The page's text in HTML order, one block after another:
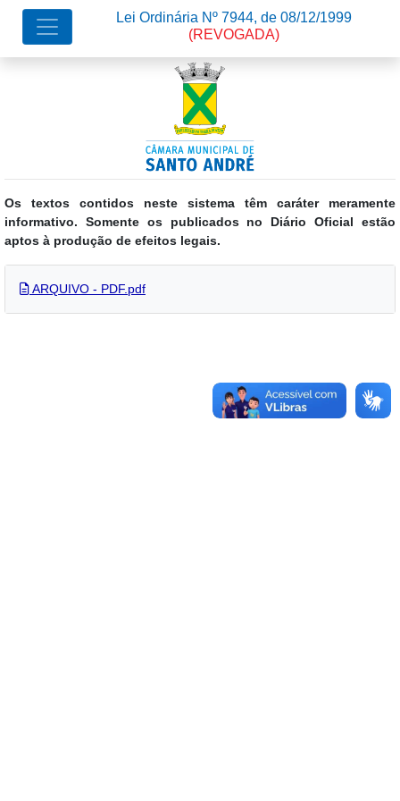
Os textos contidos neste sistema têm caráter meramente
informativo. Somente os publicados no Diário Oficial estão
aptos à produção de efeitos legais.
Lei Ordinária Nº 7944, de 08/12/1999
(REVOGADA)
ARQUIVO - PDF.pdf